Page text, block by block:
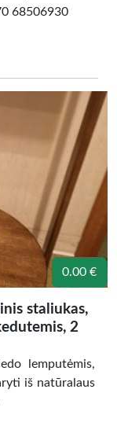
68506930
0.00 €
staliukas,
2
lemputėmis,
iš natūralaus